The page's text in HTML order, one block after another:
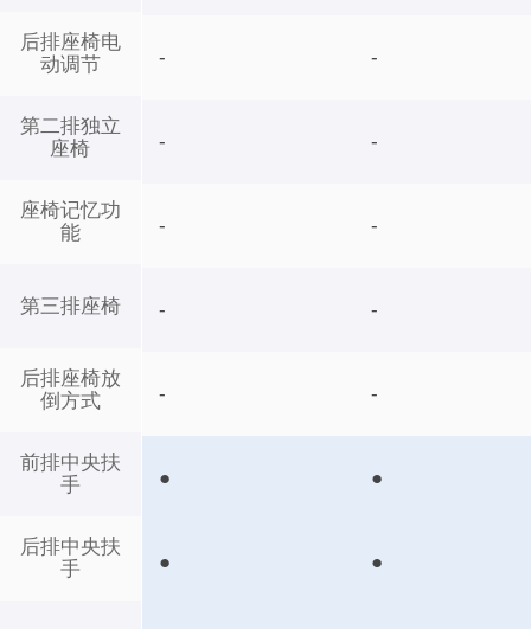
后排座椅电
动调节
第二排独立
座椅
座椅记忆功
能
第三排座椅
后排座椅放
倒方式
前排中央扶
手
后排中央扶
手
- -
- -
- -
- -
- -
● ●
● ●